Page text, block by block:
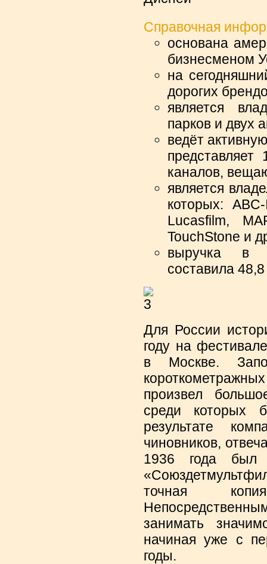
Справочная
основана
бизнесменом
на
дорогих
является
парков и двух
ведёт
каналов,
является
которых:
Lucasfilm,
TouchStone и
выручка в
составила
Для России
году на
в Москве.
произвел
среди
результате
чиновников,
1936 года был
точная
занимать
начиная уже с
годы.